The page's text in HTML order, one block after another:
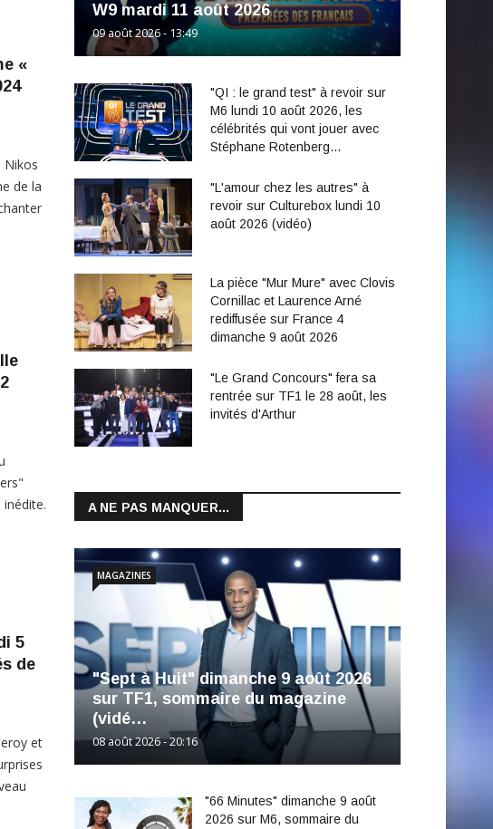
«
Nikos
de la
5
de
et
W9 mardi 11 août 2026
09 août 2026 - 13:49
"QI : le grand test" à revoir sur
M6 lundi 10 août 2026, les
célébrités qui vont jouer avec
Stéphane Rotenberg…
"L'amour chez les autres" à
revoir sur Culturebox lundi 10
août 2026 (vidéo)
La pièce "Mur Mure" avec Clovis
Cornillac et Laurence Arné
rediffusée sur France 4
dimanche 9 août 2026
"Le Grand Concours" fera sa
rentrée sur TF1 le 28 août, les
invités d'Arthur
A NE PAS MANQUER...
"Sept à Huit" dimanche 9 août 2026
sur TF1, sommaire du magazine
(vidé…
08 août 2026 - 20:16
MAGAZINES
"66 Minutes" dimanche 9 août
2026 sur M6, sommaire du